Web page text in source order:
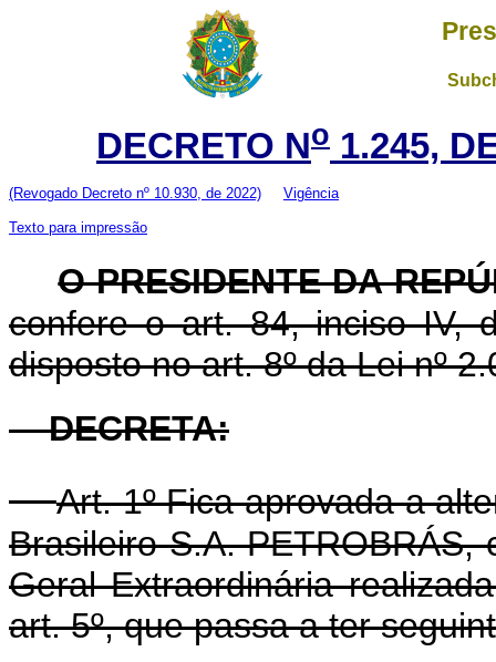
DECRETO No 1.245,
(Revogado Decreto nº 10.930, de 2022) Vigência
Texto para impressão
O PRESIDENTE DA
confere o art. 84, inciso IV,
disposto no art. 8º da Lei nº
DECRETA:
Art. 1º Fica aprovada a
Brasileiro S.A. PETROBRÁS,
Geral Extraordinária
art. 5º, que passa a ter